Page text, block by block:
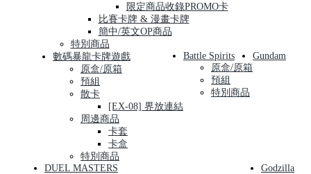
限定商品收錄PROMO卡
比賽卡牌 & 漫畫卡牌
簡中/英文OP商品
特別商品
數碼暴龍卡牌遊戲
原盒/原箱
預組
散卡
[EX-08] 界放連結
周邊商品
卡套
卡盒
特別商品
Battle Spirits
原盒/原箱
預組
特別商品
Gundam
DUEL MASTERS
Godzilla